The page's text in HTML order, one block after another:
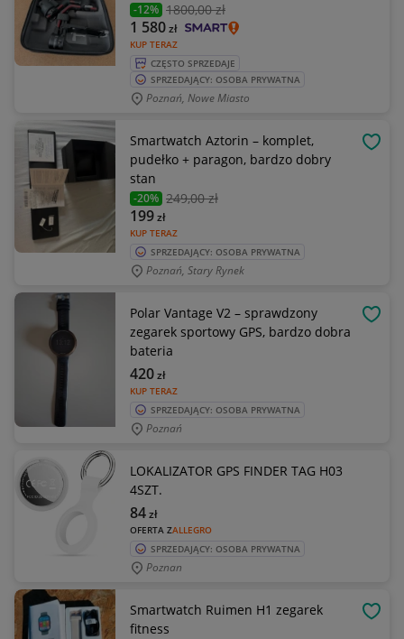
-12% 1800,00 zł
KUP TERAZ
1 580zł
CZĘSTO SPRZEDAJE
SPRZEDAJĄCY: OSOBA PRYWATNA
Poznań, Nowe Miasto
Smartwatch Aztorin – komplet,
pudełko + paragon, bardzo dobry
stan
-20% 249,00 zł
KUP TERAZ
199zł
SPRZEDAJĄCY: OSOBA PRYWATNA
Poznań, Stary Rynek
Polar Vantage V2 – sprawdzony
zegarek sportowy GPS, bardzo dobra
bateria
KUP TERAZ
420zł
SPRZEDAJĄCY: OSOBA PRYWATNA
Poznań
LOKALIZATOR GPS FINDER TAG H03
4SZT.
OFERTA ZALLEGRO
84zł
SPRZEDAJĄCY: OSOBA PRYWATNA
Poznan
Smartwatch Ruimen H1 zegarek
fitness